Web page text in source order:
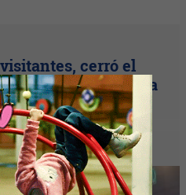
cerró el
de asistencia